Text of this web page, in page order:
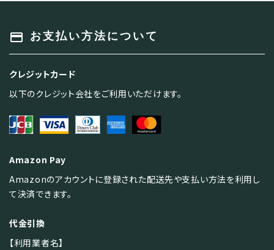
payment お支払い方法について
クレジットカード
以下のクレジット会社をご利用いただけます。
Amazon Pay
Amazonのアカウントに登録された配送先や支払い方法を利用し
て決済できます。
代金引換
【利用業者名】